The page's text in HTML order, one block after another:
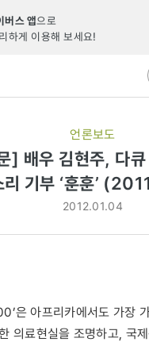
버스 앱으로
하게 이용해 보세요!
언론보도
] 배우 김현주, 다
리 기부 ‘훈훈’
2012.01.04
은 아프리카에서도 가장
의료현실을 조명하고, 국